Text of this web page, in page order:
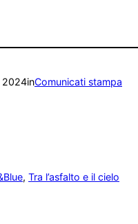
2024inComunicati stampa
, Tra l’asfalto e il cielo